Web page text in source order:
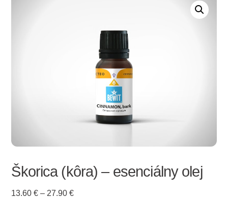
Škorica (kôra) – esenciálny olej
13.60€ – 27.90€Price